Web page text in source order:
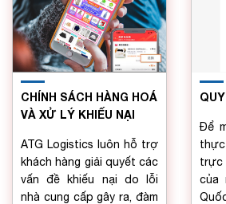
CHÍNH SÁCH HÀNG HOÁ
VÀ XỬ LÝ KHIẾU NẠI
ATG Logistics luôn hỗ trợ
khách hàng giải quyết các
vấn đề khiếu nại do lỗi
nhà cung cấp gây ra, đàm
Để
của